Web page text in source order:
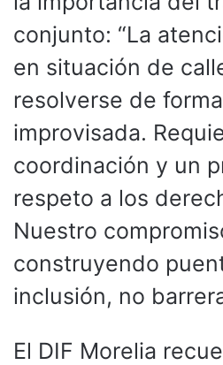
conjunto: “La
en situación de
resolverse de
improvisada.
coordinación y un
respeto a los
Nuestro
construyendo
inclusión, no
El DIF Morelia